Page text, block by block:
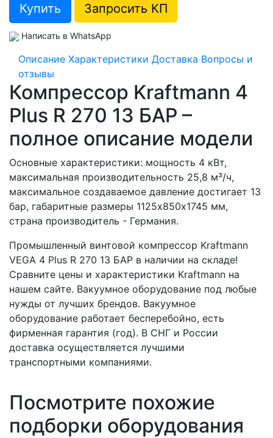
Купить Запросить КП
Написать в WhatsApp
Описание Характеристики Доставка Вопросы и
отзывы
Компрессор Kraftmann 4
Plus R 270 13 БАР –
полное описание модели
Основные характеристики: мощность 4 кВт,
максимальная производительность 25,8 м³/ч,
максимальное создаваемое давление достигает 13
бар, габаритные размеры 1125х850х1745 мм,
страна производитель - Германия.
Промышленный винтовой компрессор Kraftmann
VEGA 4 Plus R 270 13 БАР в наличии на складе!
Сравните цены и характеристики Kraftmann на
нашем сайте. Вакуумное оборудование под любые
нужды от лучших брендов. Вакуумное
оборудование работает бесперебойно, есть
фирменная гарантия (год). В СНГ и России
доставка осуществляется лучшими
транспортными компаниями.
Посмотрите похожие
подборки оборудования